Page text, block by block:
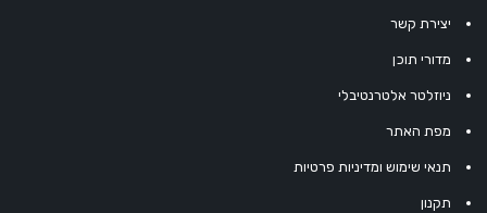
יצירת קשר
מדורי תוכן
ניוזלטר אלטרנטיבלי
מפת האתר
תנאי שימוש ומדיניות פרטיות
תקנון